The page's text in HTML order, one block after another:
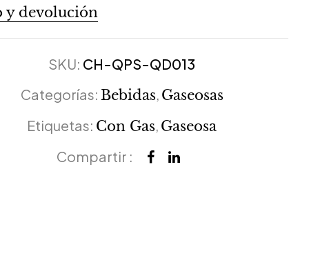
y devolución
SKU: CH-QPS-QD013
Categorías: Bebidas Gaseosas
Etiquetas: Con Gas Gaseosa
Compartir :